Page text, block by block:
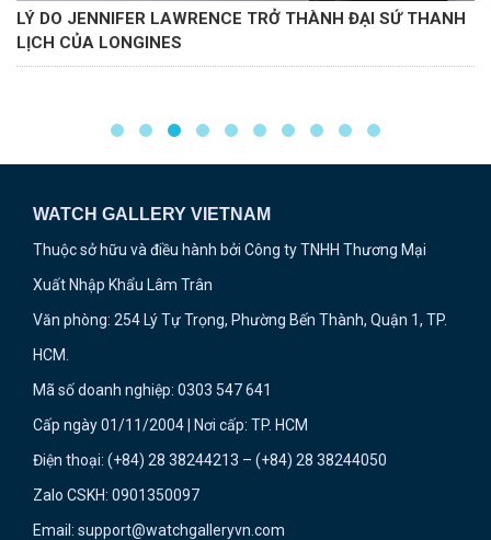
CÓ THỂ BẠN CHƯA BIẾT: ĐỒNG HỒ PHI CÔNG VÀ
ĐIỂM ĐẶC BIỆT
WATCH GALLERY VIETNAM
Thuộc sở hữu và điều hành bởi Công ty TNHH Thương Mại
Xuất Nhập Khẩu Lâm Trân
Văn phòng: 254 Lý Tự Trọng, Phường Bến Thành, Quận 1, TP.
HCM.
Mã số doanh nghiệp: 0303 547 641
Cấp ngày 01/11/2004 | Nơi cấp: TP. HCM
Điện thoại: (+84) 28 38244213 – (+84) 28 38244050
Zalo CSKH: 0901350097
Email: support@watchgalleryvn.com